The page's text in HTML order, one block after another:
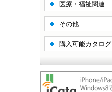
医療・福祉関連
その他
購入可能カタログ